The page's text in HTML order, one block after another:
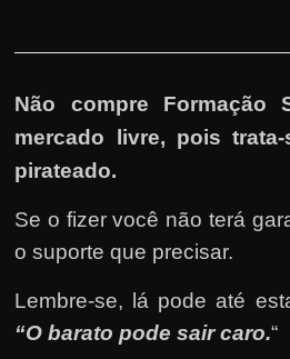
Não compre Formação
mercado livre, pois
pirateado.
Se o fizer você não terá
o suporte que precisar.
Lembre-se, lá pode até
“O barato pode sair caro.“